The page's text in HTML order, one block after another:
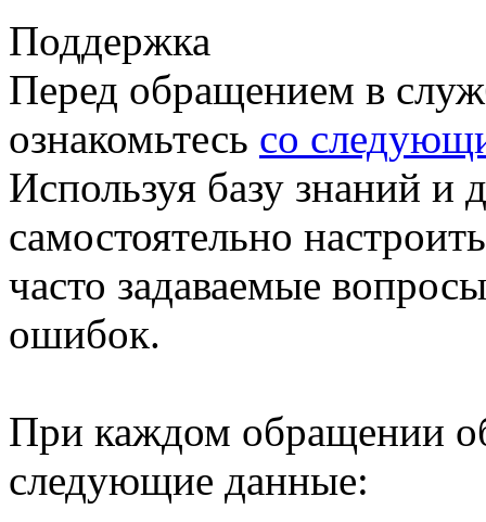
Поддержка
Перед обращением в
ознакомьтесь со
Используя базу знаний
самостоятельно
часто задаваемые
ошибок.
При каждом обращении
следующие данные: